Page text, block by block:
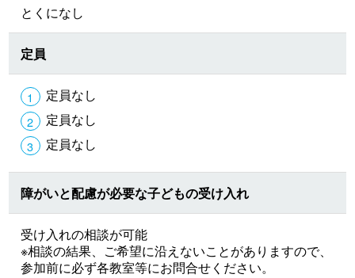
とくになし
定員
定員なし
定員なし
定員なし
障がいと配慮が必要な子どもの受け入れ
受け入れの相談が可能
※相談の結果、ご希望に沿えないことがありますので、
参加前に必ず各教室等にお問合せください。